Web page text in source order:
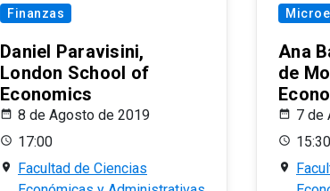
Finanzas
Daniel Paravisini,
London School of
Economics
8 de Agosto de 2019
17:00
Facultad de Ciencias
Ana
de
7 de
15:30